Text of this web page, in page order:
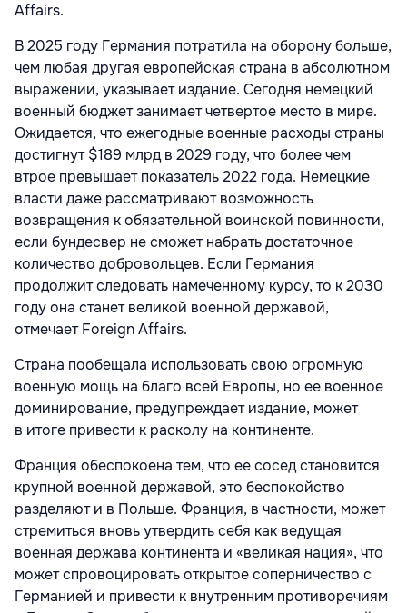
Affairs.
В 2025 году Германия потратила на оборону больше,
чем любая другая европейская страна в абсолютном
выражении, указывает издание. Сегодня немецкий
военный бюджет занимает четвертое место в мире.
Ожидается, что ежегодные военные расходы страны
достигнут $189 млрд в 2029 году, что более чем
втрое превышает показатель 2022 года. Немецкие
власти даже рассматривают возможность
возвращения к обязательной воинской повинности,
если бундесвер не сможет набрать достаточное
количество добровольцев. Если Германия
продолжит следовать намеченному курсу, то к 2030
году она станет великой военной державой,
отмечает Foreign Affairs.
Страна пообещала использовать свою огромную
военную мощь на благо всей Европы, но ее военное
доминирование, предупреждает издание, может
в итоге привести к расколу на континенте.
Франция обеспокоена тем, что ее сосед становится
крупной военной державой, это беспокойство
разделяют и в Польше. Франция, в частности, может
стремиться вновь утвердить себя как ведущая
военная держава континента и «великая нация», что
может спровоцировать открытое соперничество с
Германией и привести к внутренним противоречиям